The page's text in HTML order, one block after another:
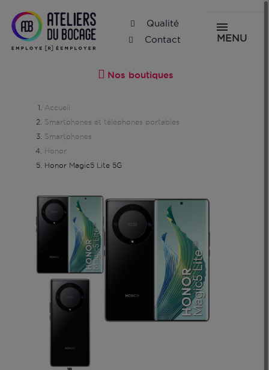
Qualité
Contact
MENU
Nos boutiques
Accueil
Smartphones et téléphones portables
Smartphones
Honor
Honor Magic5 Lite 5G